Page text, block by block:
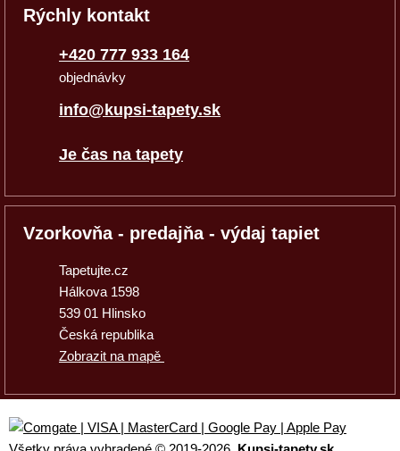
Rýchly kontakt
+420 777 933 164
objednávky
info@kupsi-tapety.sk
Je čas na tapety
Vzorkovňa - predajňa - výdaj tapiet
Tapetujte.cz
Hálkova 1598
539 01 Hlinsko
Česká republika
Zobrazit na mapě